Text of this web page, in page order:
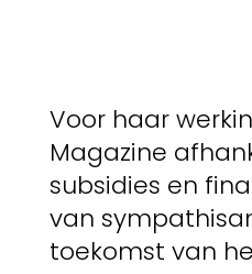
Voor haar
Magazine
subsidies en
van
toekomst van